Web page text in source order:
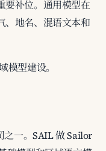
要补位。通用模型在
、地名、混语文本和
型建设。
之一。SAIL 做 Sailor